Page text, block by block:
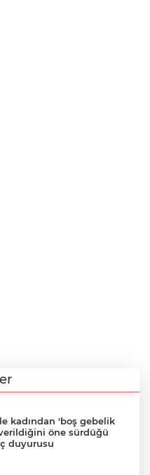
kadından 'boş gebelik
öne sürdüğü
duyurusu